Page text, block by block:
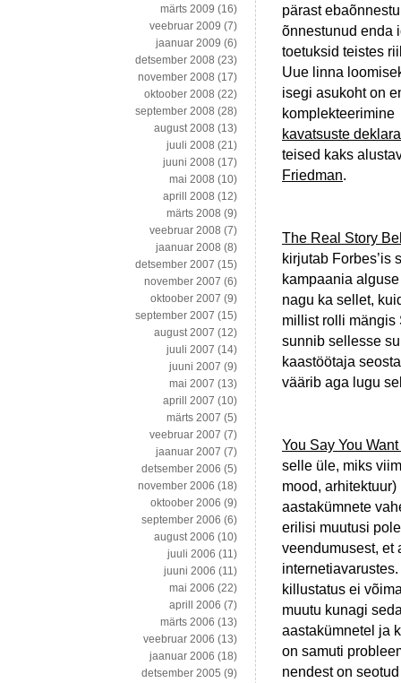
pärast
õnnestunud enda
toetuksid teistes
Uue linna
isegi asukoht on
kavatsuste
teised kaks
Friedman.
The Real Story
kirjutab Forbes’is
kampaania
nagu ka sellet,
millist rolli mängis
sunnib sellesse
kaastöötaja
väärib aga lugu
You Say You
selle üle, miks
mood,
aastakümnete
erilisi muutusi
veendumusest, et
killustatus ei
muutu kunagi
aastakümnetel ja
on samuti
nendest on
märts 2009 (16)
veebruar 2009 (7)
jaanuar 2009 (6)
detsember 2008 (23)
november 2008 (17)
oktoober 2008 (22)
september 2008 (28)
august 2008 (13)
juuli 2008 (21)
juuni 2008 (17)
mai 2008 (10)
aprill 2008 (12)
märts 2008 (9)
veebruar 2008 (7)
jaanuar 2008 (8)
detsember 2007 (15)
november 2007 (6)
oktoober 2007 (9)
september 2007 (15)
august 2007 (12)
juuli 2007 (14)
juuni 2007 (9)
mai 2007 (13)
aprill 2007 (10)
märts 2007 (5)
veebruar 2007 (7)
jaanuar 2007 (7)
detsember 2006 (5)
november 2006 (18)
oktoober 2006 (9)
september 2006 (6)
august 2006 (10)
juuli 2006 (11)
juuni 2006 (11)
mai 2006 (22)
aprill 2006 (7)
märts 2006 (13)
veebruar 2006 (13)
jaanuar 2006 (18)
detsember 2005 (9)